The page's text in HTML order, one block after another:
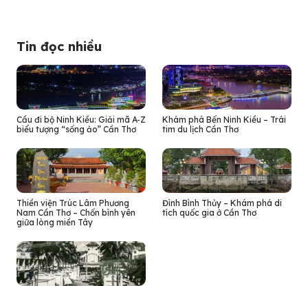
Tin đọc nhiều
Cầu đi bộ Ninh Kiều: Giải mã A-Z
biểu tượng “sống ảo” Cần Thơ
Khám phá Bến Ninh Kiều – Trái
tim du lịch Cần Thơ
Thiền viện Trúc Lâm Phương
Nam Cần Thơ – Chốn bình yên
giữa lòng miền Tây
Đình Bình Thủy – Khám phá di
tích quốc gia ở Cần Thơ